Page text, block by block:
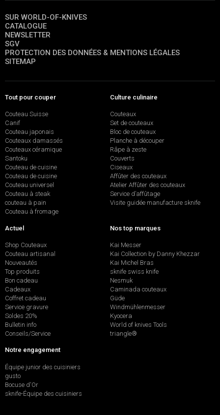
SUR WORLD-OF-KNIVES
CATALOGUE
NEWSLETTER
SGV
PROTECTION DES DONNÉES & MENTIONS LÉGALES
SITEMAP
Tout pour couper
Couteau Suisse
Canif
Couteau japonais
Couteaux damassés
Couteaux céramique
Santoku
Couteau de cuisine
Couteau de cuisine
Couteau universel
Couteau à steak
couteau à pain
Couteau à fromage
Culture culinaire
Couteaux
Set de couteaux
Bloc de couteaux
Planche à découper
Râpe à zeste
Couverts
Ciseaux
Affûter des couteaux
Atelier Affûter des couteaux
Service d’affûtage
Visite guidée manufacture sknife
Actuel
Shop Couteaux
Couteau artisanal
Nouveautés
Top produits
Bon cadeau
Cadeaux
Coffret cadeau
Service gravure
Soldes 20%
Bulletin info
Conseils/Service
Nos top marques
Kai Messer
Kai Collection by Danny Khezzar
Kai Michel Bras
sknife swiss knife
Nesmuk
Caminada couteaux
Güde
Windmühlenmesser
Kyocera
World of knives Tools
triangle®
Notre engagement
Équipe junior des cuisiniers
gusto
Bocuse d'Or
sknife-Équipe des cuisiniers